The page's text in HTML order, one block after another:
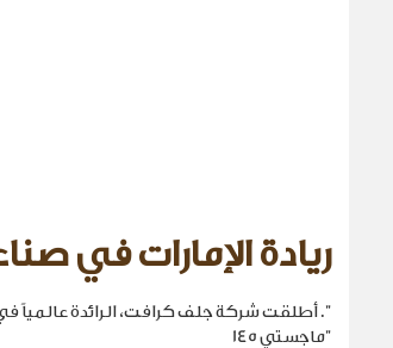
ريادة الإمارات في
". أطلقت شركة جلف كرافت، الرائدة عالمياً في
"ماجستي 145